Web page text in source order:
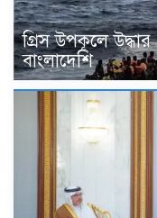
গ্রিস উপকূলে
বাংলাদেশি